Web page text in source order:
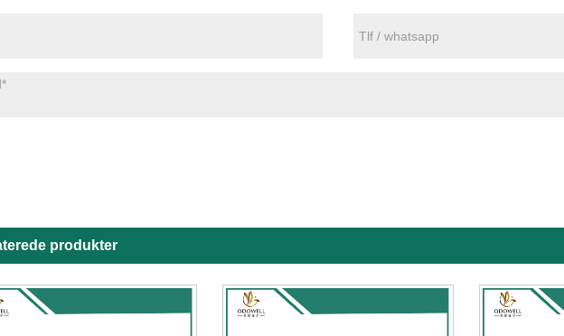
produkter